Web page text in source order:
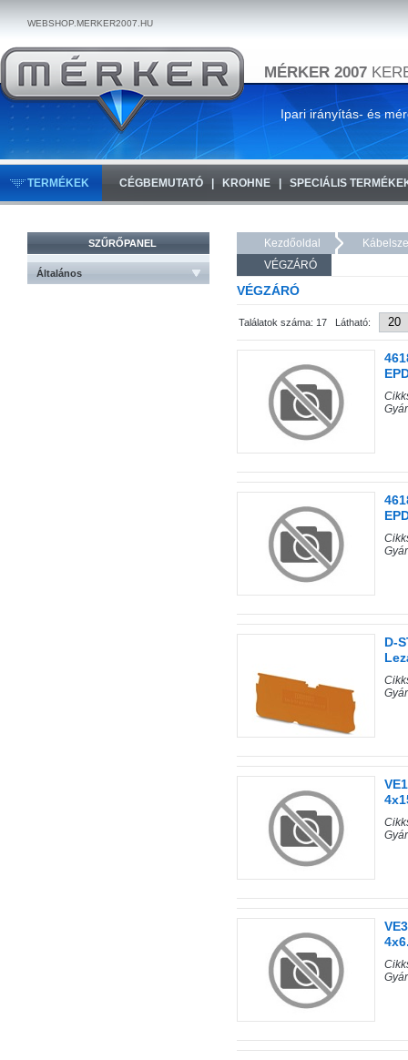
WEBSHOP.MERKER2007.HU
MÉRKER 2007
Ipari irányítás- és
TERMÉKEK CÉGBEMUTATÓ KROHNE SPECIÁLIS
Kezdőoldal
VÉGZÁRÓ
VÉGZÁRÓ
Találatok száma: 17 Látható:
D-
SZŰRŐPANEL
Általános